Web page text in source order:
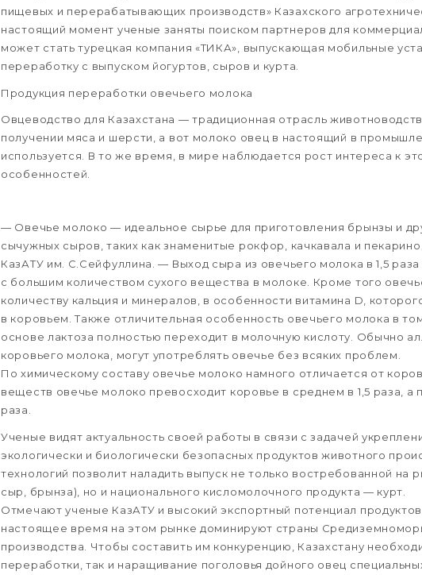
пищевых и перерабатывающих производств» Казахского
настоящий момент ученые заняты поиском партнеров для
может стать турецкая компания «ТИКА», выпускающая мобильные
переработку с выпуском йогуртов, сыров и курта.
Продукция переработки овечьего молока
Овцеводство для Казахстана — традиционная отрасль
получении мяса и шерсти, а вот молоко овец в настоящий в
используется. В то же время, в мире наблюдается рост интереса к
особенностей.
— Овечье молоко — идеальное сырье для приготовления брынзы и
сычужных сыров, таких как знаменитые рокфор, качкавала и
КазАТУ им. С.Сейфуллина. — Выход сыра из овечьего молока в 1,5
с большим количеством сухого вещества в молоке. Кроме того
количеству кальция и минералов, в особенности витамина D,
в коровьем. Также отличительная особенность овечьего молока в
основе лактоза полностью переходит в молочную кислоту. Обычно
коровьего молока, могут употреблять овечье без всяких проблем.
По химическому составу овечье молоко намного отличается от
веществ овечье молоко превосходит коровье в среднем в 1,5 раза,
раза.
Ученые видят актуальность своей работы в связи с задачей
экологически и биологически безопасных продуктов животного
технологий позволит наладить выпуск не только востребованной на
сыр, брынза), но и национального кисломолочного продукта — курт.
Отмечают ученые КазАТУ и высокий экспортный потенциал
настоящее время на этом рынке доминируют страны
производства. Чтобы составить им конкуренцию, Казахстану
переработки, так и наращивание поголовья дойного овец